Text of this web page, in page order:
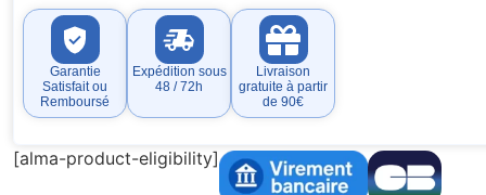
Garantie
Satisfait ou
Remboursé
Expédition sous
48 / 72h
Livraison
gratuite à partir
de 90€
[alma-product-eligibility]